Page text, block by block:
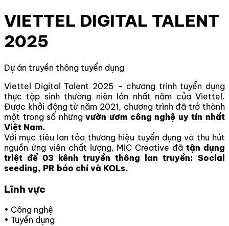
VIETTEL DIGITAL TALENT
2025
Dự án truyền thông tuyển dụng
Viettel Digital Talent 2025 – chương trình tuyển dụng
thực tập sinh thường niên lớn nhất năm của Viettel.
Được khởi động từ năm 2021, chương trình đã trở thành
một trong số nhữngvườn ươm công nghệ uy tín nhất
Việt Nam.
Với mục tiêu lan tỏa thương hiệu tuyển dụng và thu hút
nguồn ứng viên chất lượng, MIC Creative đãtận dụng
triệt để 03 kênh truyền thông lan truyền: Social
seeding, PR báo chí và KOLs.
Lĩnh vực
• Công nghệ
• Tuyển dụng